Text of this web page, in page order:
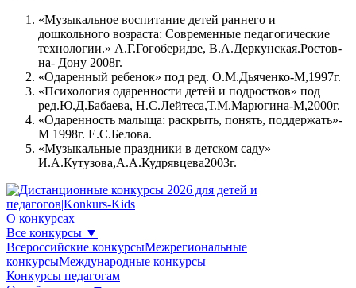
«Музыкальное воспитание детей раннего и
дошкольного возраста: Современные педагогические
технологии.» А.Г.Гогоберидзе, В.А.Деркунская.Ростов-
на- Дону 2008г.
«Одаренный ребенок» под ред. О.М.Дьяченко-М,1997г.
«Психология одаренности детей и подростков» под
ред.Ю.Д.Бабаева, Н.С.Лейтеса,Т.М.Марюгина-М,2000г.
«Одаренность малыща: раскрыть, понять, поддержать»-
М 1998г. Е.С.Белова.
«Музыкальные праздники в детском саду»
И.А.Кутузова,А.А.Кудрявцева2003г.
О конкурсах
Все конкурсы ▼
Всероссийские конкурсыМежрегиональные
конкурсыМеждународные конкурсы
Конкурсы педагогам